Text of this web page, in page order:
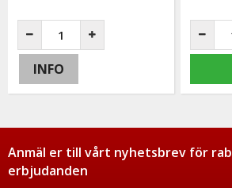
INFO
Anmäl er till vårt nyhetsbrev för
erbjudanden